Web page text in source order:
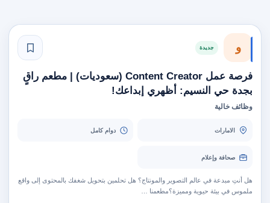
و جديدة
فرصة عمل Content Creator (سعوديات) | مطعم راقٍ
بجدة حي النسيم: أظهري إبداعك!
وظائف خالية
الامارات دوام كامل
صحافة وإعلام
هل أنتِ مبدعة في عالم التصوير والمونتاج؟ هل تحلمين بتحويل شغفك بالمحتوى إلى واقع
ملموس في بيئة حيوية ومميزة؟مطعمنا …